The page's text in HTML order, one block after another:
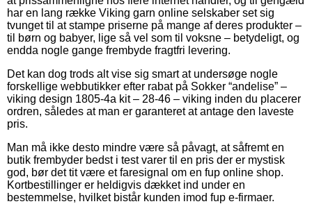
har en lang række Viking garn online selskaber set sig
tvunget til at stampe priserne på mange af deres produkter –
til børn og babyer, lige så vel som til voksne – betydeligt, og
endda nogle gange frembyde fragtfri levering.
Det kan dog trods alt vise sig smart at undersøge nogle
forskellige webbutikker efter rabat på Sokker “andelise” –
viking design 1805-4a kit – 28-46 – viking inden du placerer
ordren, således at man er garanteret at antage den laveste
pris.
Man må ikke desto mindre være så påvagt, at såfremt en
butik frembyder bedst i test varer til en pris der er mystisk
god, bør det tit være et faresignal om en fup online shop.
Kortbestillinger er heldigvis dækket ind under en
bestemmelse, hvilket bistår kunden imod fup e-firmaer.